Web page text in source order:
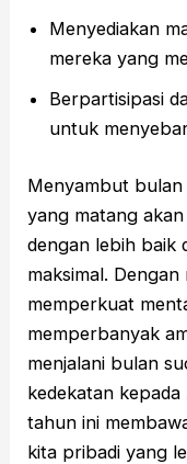
Menyediakan
mereka yang
Berpartisipasi
untuk
Menyambut bulan
yang matang
dengan lebih baik
maksimal.
memperkuat
memperbanyak
menjalani bulan
kedekatan kepada
tahun ini
kita pribadi yang